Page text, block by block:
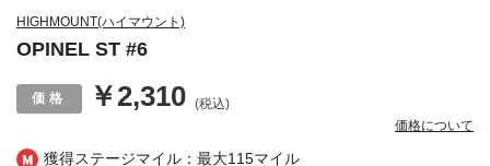
獲得ステージマイル：最大115マイル
HIGHMOUNT(ハイマウント)
OPINEL ST #6
￥2,310 (税込)
価格について